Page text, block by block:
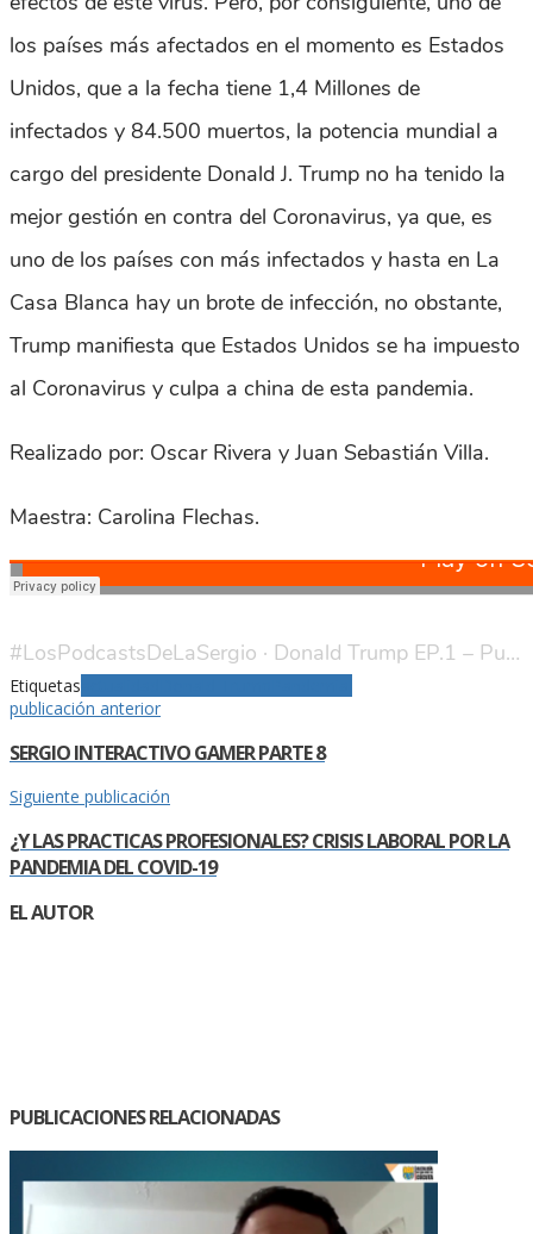
los países más afectados en el momento es Estados
Unidos, que a la fecha tiene 1,4 Millones de
infectados y 84.500 muertos, la potencia mundial a
cargo del presidente Donald J. Trump no ha tenido la
mejor gestión en contra del Coronavirus, ya que, es
uno de los países con más infectados y hasta en La
Casa Blanca hay un brote de infección, no obstante,
Trump manifiesta que Estados Unidos se ha impuesto
al Coronavirus y culpa a china de esta pandemia.
Realizado por: Oscar Rivera y Juan Sebastián Villa.
Maestra: Carolina Flechas.
#LosPodcastsDeLaSergio · Donald Trump EP.1 – Punto de quiebre
Etiquetas
publicación anterior
SERGIO INTERACTIVO GAMER PARTE 8
Siguiente publicación
¿Y LAS PRACTICAS PROFESIONALES? CRISIS LABORAL POR LA
PANDEMIA DEL COVID-19
EL AUTOR
PUBLICACIONES RELACIONADAS